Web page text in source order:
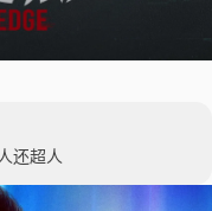
还超人